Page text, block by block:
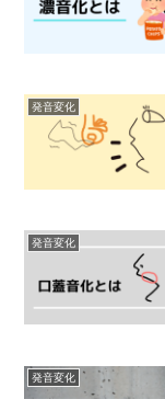
発音変化
発音変化
発音変化